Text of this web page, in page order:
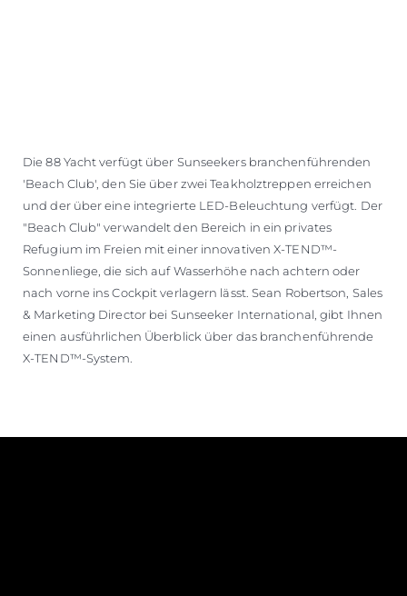
Die 88 Yacht verfügt über Sunseekers branchenführenden
'Beach Club', den Sie über zwei Teakholztreppen erreichen
und der über eine integrierte LED-Beleuchtung verfügt. Der
"Beach Club" verwandelt den Bereich in ein privates
Refugium im Freien mit einer innovativen X-TEND™-
Sonnenliege, die sich auf Wasserhöhe nach achtern oder
nach vorne ins Cockpit verlagern lässt. Sean Robertson, Sales
& Marketing Director bei Sunseeker International, gibt Ihnen
einen ausführlichen Überblick über das branchenführende
X-TEND™-System.